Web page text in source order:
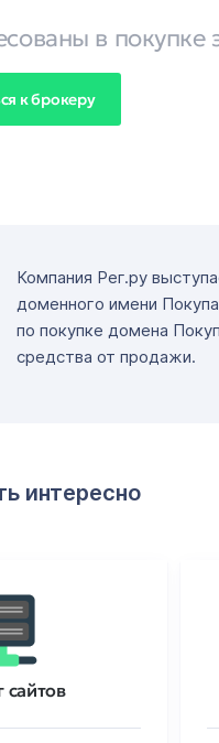
в
к брокеру
Компания Рег.ру
доменного имени
по покупке домена
средства от продажи.
интересно
сайтов